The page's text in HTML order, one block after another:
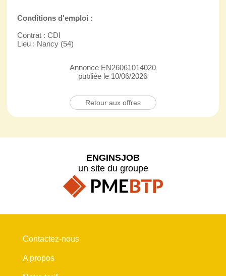
Conditions d'emploi :
Contrat : CDI
Lieu : Nancy (54)
Annonce EN26061014020
publiée le 10/06/2026
Retour aux offres
ENGINSJOB
un site du groupe
Contactez-nous
A propos